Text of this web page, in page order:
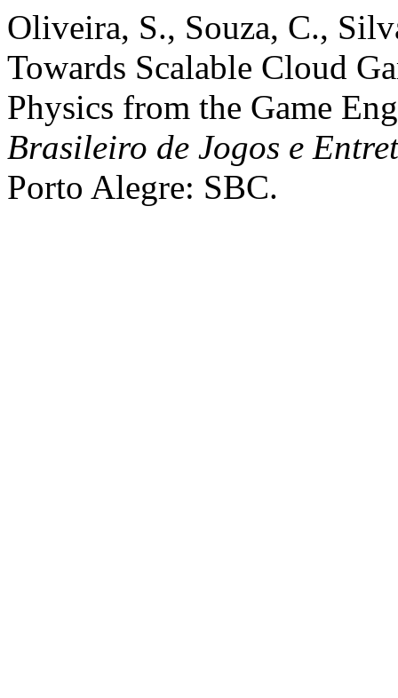
Oliveira, S., Souza, C.,
Towards Scalable Cloud
Physics from the Game
Brasileiro de Jogos e
Porto Alegre: SBC.